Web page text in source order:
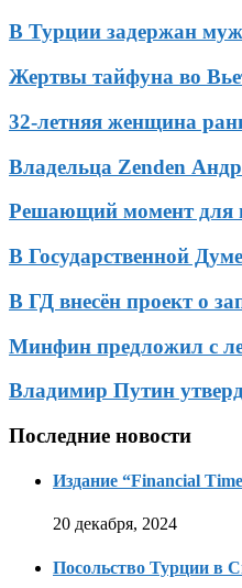
В Турции задержан
Жертвы тайфуна во
32-летняя женщина
Владельца Zenden
Решающий момент для
В Государственной
В ГД внесён проект о
Минфин предложил с
Владимир Путин
Последние новости
Издание “Financial
20 декабря, 2024
Посольство Турции в